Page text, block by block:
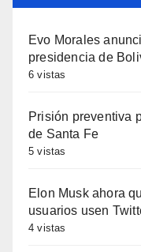
Evo Morales
presidencia de
6 vistas
Prisión preventiva
de Santa Fe
5 vistas
Elon Musk ahora
usuarios usen
4 vistas